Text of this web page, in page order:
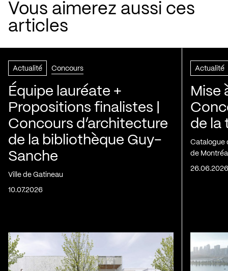
Vous aimerez aussi ces
articles
Actualité Concours
Équipe lauréate +
Propositions finalistes |
Concours d’architecture
de la bibliothèque Guy-
Sanche
Ville de Gatineau
10.07.2026
Actualité
Mise
de la
Catalogue
de